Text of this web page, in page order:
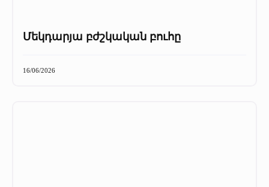
Մեկդարյա բժշկական բուհը
16/06/2026